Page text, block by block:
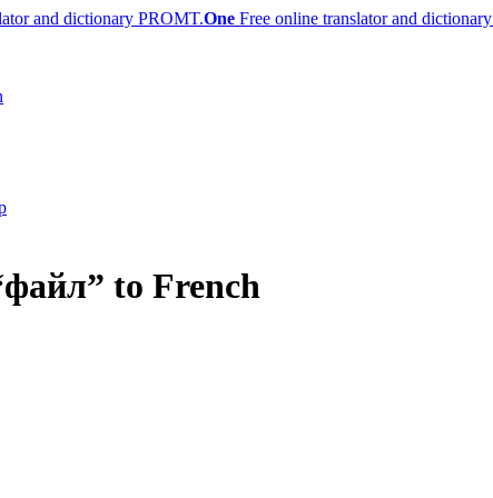
PROMT.One Free online translator and dictionary
to French